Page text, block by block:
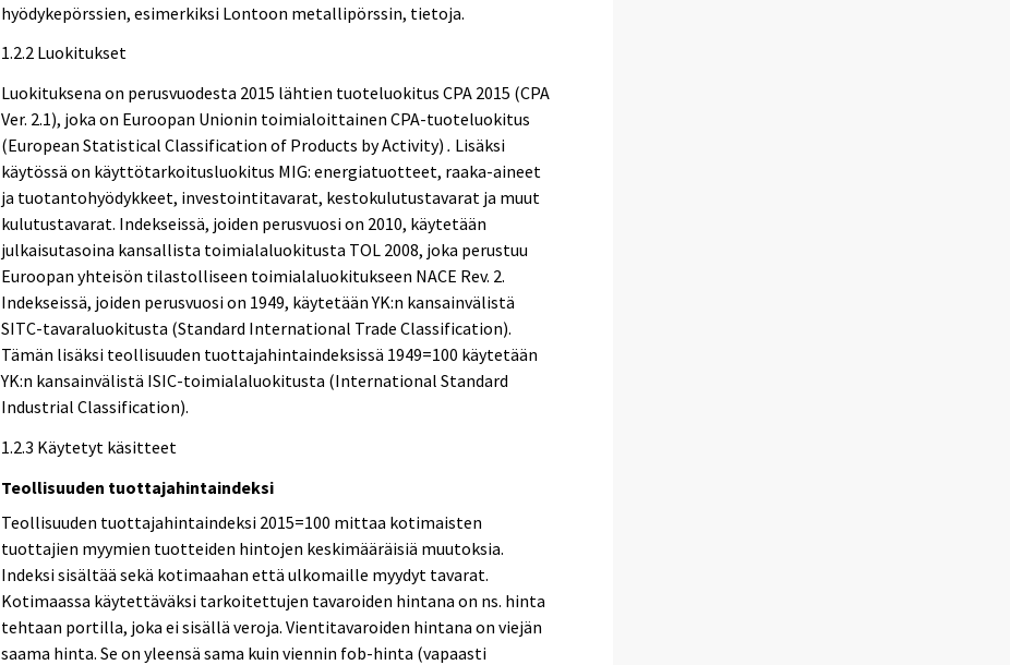
hyödykepörssien, esimerkiksi Lontoon metallipörssin, tietoja.
1.2.2 Luokitukset
Luokituksena on perusvuodesta 2015 lähtien tuoteluokitus CPA 2015 (CPA
Ver. 2.1), joka on Euroopan Unionin toimialoittainen CPA-tuoteluokitus
(European Statistical Classification of Products by Activity). Lisäksi
käytössä on käyttötarkoitusluokitus MIG: energiatuotteet, raaka-aineet
ja tuotantohyödykkeet, investointitavarat, kestokulutustavarat ja muut
kulutustavarat. Indekseissä, joiden perusvuosi on 2010, käytetään
julkaisutasoina kansallista toimialaluokitusta TOL 2008, joka perustuu
Euroopan yhteisön tilastolliseen toimialaluokitukseen NACE Rev. 2.
Indekseissä, joiden perusvuosi on 1949, käytetään YK:n kansainvälistä
SITC-tavaraluokitusta (Standard International Trade Classification).
Tämän lisäksi teollisuuden tuottajahintaindeksissä 1949=100 käytetään
YK:n kansainvälistä ISIC-toimialaluokitusta (International Standard
Industrial Classification).
1.2.3 Käytetyt käsitteet
Teollisuuden tuottajahintaindeksi
Teollisuuden tuottajahintaindeksi 2015=100 mittaa kotimaisten
tuottajien myymien tuotteiden hintojen keskimääräisiä muutoksia.
Indeksi sisältää sekä kotimaahan että ulkomaille myydyt tavarat.
Kotimaassa käytettäväksi tarkoitettujen tavaroiden hintana on ns. hinta
tehtaan portilla, joka ei sisällä veroja. Vientitavaroiden hintana on viejän
saama hinta. Se on yleensä sama kuin viennin fob-hinta (vapaasti